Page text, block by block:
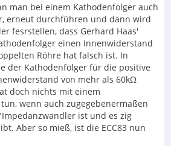
man bei einem Kathodenfolger auch
erneut durchführen und dann wird
fesrstellen, dass Gerhard Haas'
einen Innenwiderstand
Röhre hat falsch ist. In
der Kathodenfolger für die positive
von mehr als 60kΩ
doch nichts mit einem
wenn auch zugegebenermaßen
ist und es zig
Aber so mieß, ist die ECC83 nun